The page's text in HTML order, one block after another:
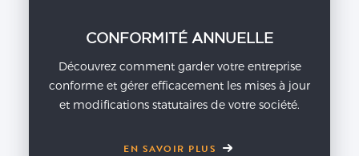
CONFORMITÉ ANNUELLE
Découvrez comment garder votre entreprise
conforme et gérer efficacement les mises à jour
et modifications statutaires de votre société.
EN SAVOIR PLUS